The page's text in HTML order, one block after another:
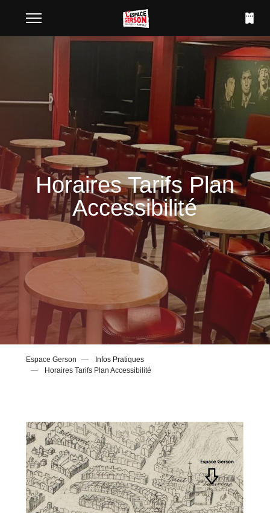
Horaires Tarifs Plan
Accessibilité
Espace Gerson
Infos Pratiques
Horaires Tarifs Plan Accessibilité